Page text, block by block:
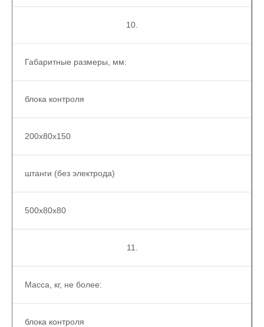
10.
Габаритные размеры, мм:
блока контроля
200х80х150
штанги (без электрода)
500х80х80
11.
Масса, кг, не более:
блока контроля